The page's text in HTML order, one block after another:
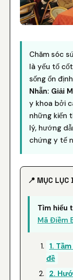
Chăm sóc
là yếu tố
sống ổn
Nhẫn: Giải
y khoa bởi
những kiến
lý, hướng
chứng y tế
📍 MỤC LỤC
Tìm hiểu
Mã Điềm
1.
đề
2.